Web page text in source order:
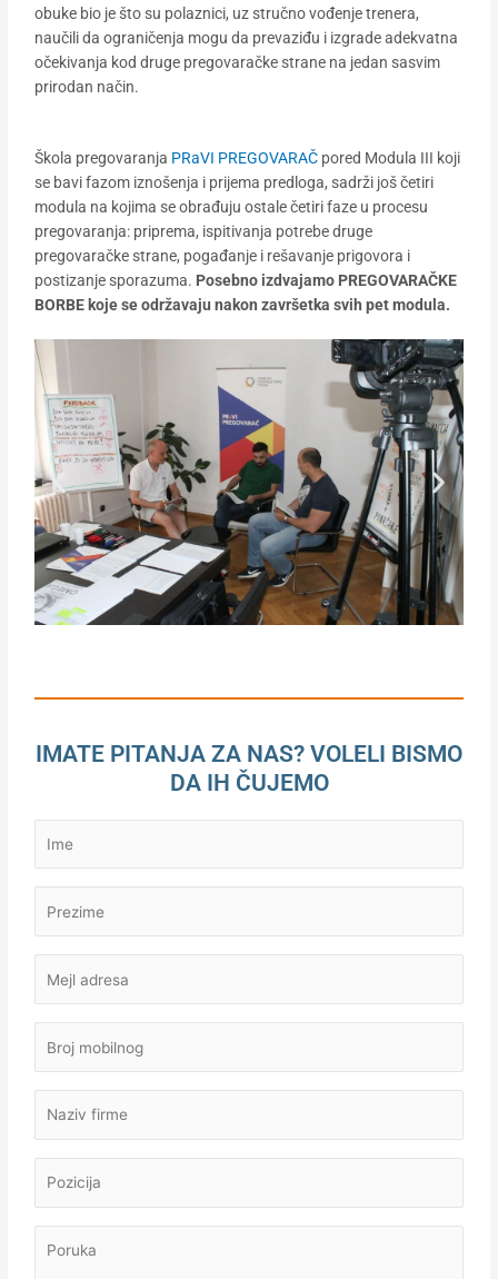
obuke bio je što su polaznici, uz stručno vođenje trenera,
naučili da ograničenja mogu da prevaziđu i izgrade adekvatna
očekivanja kod druge pregovaračke strane na jedan sasvim
prirodan način.
Škola pregovaranja PRaVI PREGOVARAČ pored Modula III koji
se bavi fazom iznošenja i prijema predloga, sadrži još četiri
modula na kojima se obrađuju ostale četiri faze u procesu
pregovaranja: priprema, ispitivanja potrebe druge
pregovaračke strane, pogađanje i rešavanje prigovora i
postizanje sporazuma. Posebno izdvajamo PREGOVARAČKE
BORBE koje se održavaju nakon završetka svih pet modula.
IMATE PITANJA ZA NAS? VOLELI BISMO
DA IH ČUJEMO